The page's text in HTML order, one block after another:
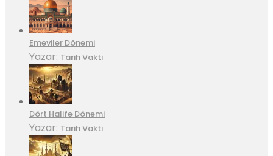
Emeviler Dönemi
Yazar: Tarih Vakti
Dört Halife Dönemi
Yazar: Tarih Vakti